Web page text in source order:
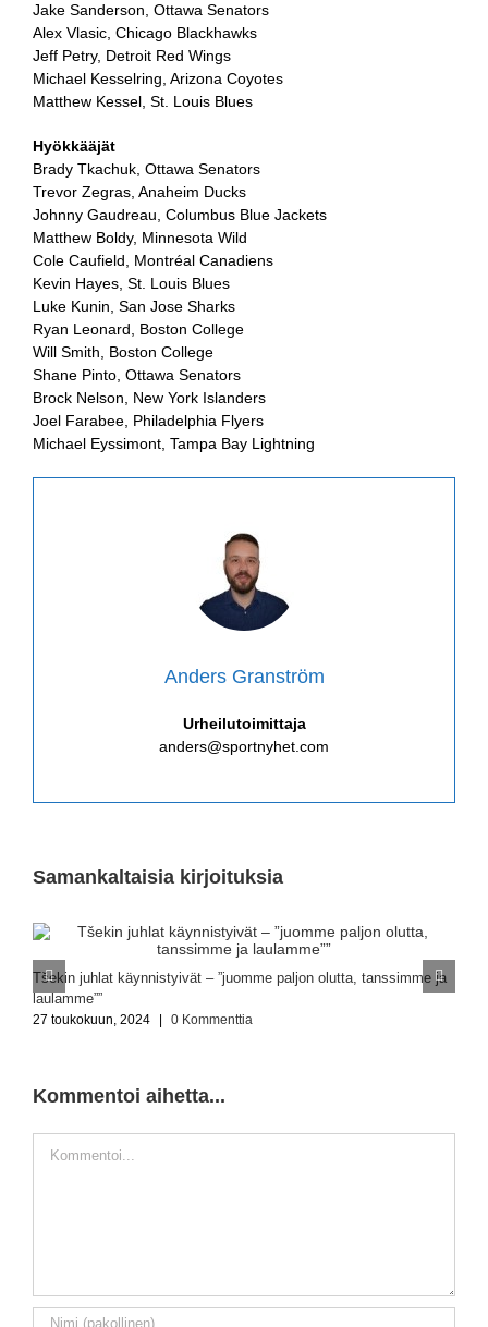
Jake Sanderson, Ottawa Senators
Alex Vlasic, Chicago Blackhawks
Jeff Petry, Detroit Red Wings
Michael Kesselring, Arizona Coyotes
Matthew Kessel, St. Louis Blues
Hyökkääjät
Brady Tkachuk, Ottawa Senators
Trevor Zegras, Anaheim Ducks
Johnny Gaudreau, Columbus Blue Jackets
Matthew Boldy, Minnesota Wild
Cole Caufield, Montréal Canadiens
Kevin Hayes, St. Louis Blues
Luke Kunin, San Jose Sharks
Ryan Leonard, Boston College
Will Smith, Boston College
Shane Pinto, Ottawa Senators
Brock Nelson, New York Islanders
Joel Farabee, Philadelphia Flyers
Michael Eyssimont, Tampa Bay Lightning
Anders Granström
Urheilutoimittaja
anders@sportnyhet.com
Samankaltaisia kirjoituksia
Tšekin juhlat käynnistyivät – ”juomme paljon olutta, tanssimme ja
laulamme””
27 toukokuun, 2024 0 Kommenttia
Kommentoi aihetta...